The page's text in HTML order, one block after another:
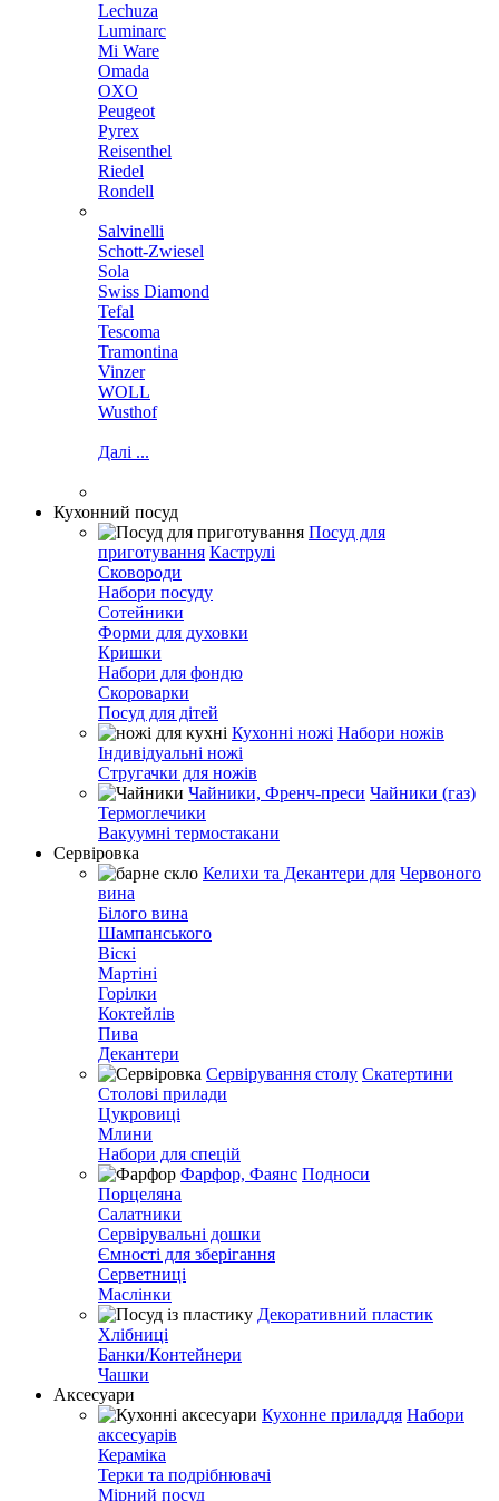
Lechuza
Luminarc
Mi Ware
Omada
OXO
Peugeot
Pyrex
Reisenthel
Riedel
Rondell
Salvinelli
Schott-Zwiesel
Sola
Swiss Diamond
Tefal
Tescoma
Tramontina
Vinzer
WOLL
Wusthof
Далі ...
Кухонний посуд
Посуд для
приготування Каструлі
Сковороди
Набори посуду
Сотейники
Форми для духовки
Кришки
Набори для фондю
Скороварки
Посуд для дітей
Кухонні ножі Набори ножів
Індивідуальні ножі
Стругачки для ножів
Чайники, Френч-преси Чайники (газ)
Термоглечики
Вакуумні термостакани
Сервіровка
Келихи та Декантери для Червоного
вина
Білого вина
Шампанського
Віскі
Мартіні
Горілки
Коктейлів
Пива
Декантери
Сервірування столу Скатертини
Столові прилади
Цукровиці
Млини
Набори для спецій
Фарфор, Фаянс Подноси
Порцеляна
Салатники
Сервірувальні дошки
Ємності для зберігання
Серветниці
Маслінки
Декоративний пластик
Хлібниці
Банки/Контейнери
Чашки
Аксесуари
Кухонне приладдя Набори
аксесуарів
Кераміка
Терки та подрібнювачі
Мірний посуд